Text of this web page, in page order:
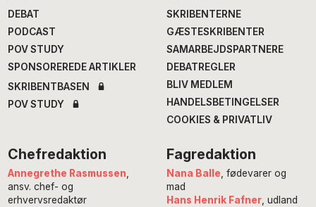
DEBAT
PODCAST
POV STUDY
SPONSOREREDE ARTIKLER
SKRIBENTBASEN
POV STUDY
SKRIBENTERNE
GÆSTESKRIBENTER
SAMARBEJDSPARTNERE
DEBATREGLER
BLIV MEDLEM
HANDELSBETINGELSER
COOKIES & PRIVATLIV
Chefredaktion
Annegrethe Rasmussen
ansv. chef- og
erhvervsredaktør
Fagredaktion
Nana Balle , fødevarer og
mad
Hans Henrik Fafner, udland